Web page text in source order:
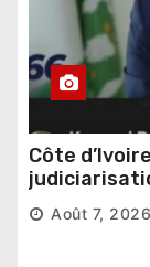
Côte
poursuivre
Août 7, 2026